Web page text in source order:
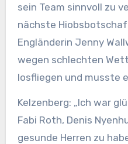
sein Team sinnvoll zu
nächste
Engländerin Jenny
wegen schlechten
losfliegen und musste
Kelzenberg: „Ich war
Fabi Roth, Denis
gesunde Herren zu